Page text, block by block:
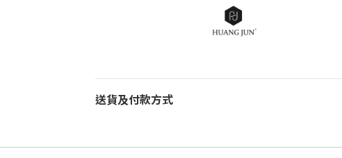
送貨及付款方式